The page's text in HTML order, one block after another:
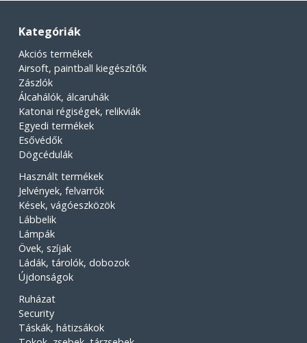
Kategóriák
Akciós termékek
Airsoft, paintball kiegészítők
Zászlók
Álcahálók, álcaruhák
Katonai régiségek, relikviák
Egyedi termékek
Esővédők
Dögcédulák
Használt termékek
Jelvények, felvarrók
Kések, vágóeszközök
Lábbelik
Lámpák
Övek, szíjak
Ládák, tárolók, dobozok
Újdonságok
Ruházat
Security
Táskák, hátizsákok